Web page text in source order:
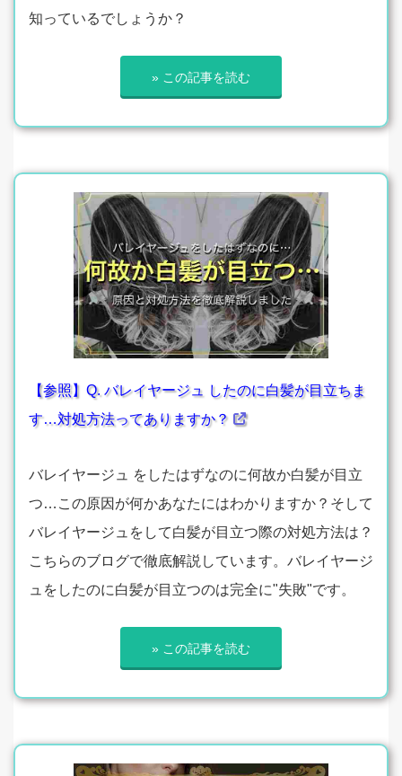
知っているでしょうか？
» この記事を読む
【参照】Q. バレイヤージュ したのに白髪が目立ちま
す…対処方法ってありますか？
バレイヤージュ をしたはずなのに何故か白髪が目立
つ…この原因が何かあなたにはわかりますか？そして
バレイヤージュをして白髪が目立つ際の対処方法は？
こちらのブログで徹底解説しています。バレイヤージ
ュをしたのに白髪が目立つのは完全に"失敗"です。
» この記事を読む